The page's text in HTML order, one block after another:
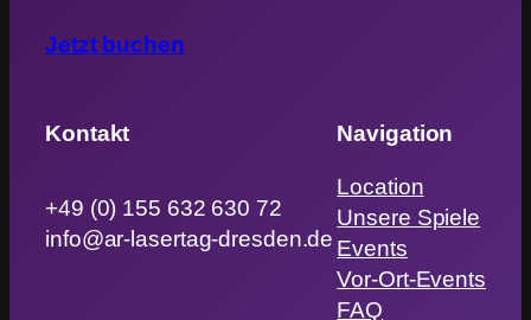
Jetzt buchen
Kontakt
+49 (0) 155 632 630 72
info@ar-lasertag-dresden.de
Navigation
Location
Unsere Spiele
Events
Vor-Ort-Events
FAQ